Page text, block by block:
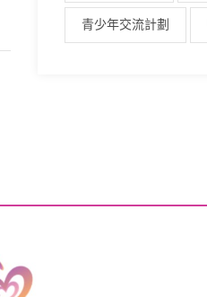
青少年交流計劃